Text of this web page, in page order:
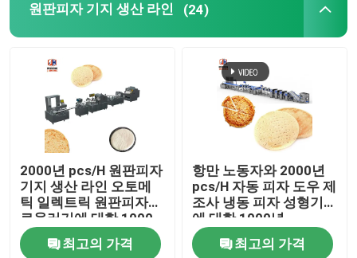
원판피자 기지 생산 라인 (24)
2000년 pcs/H 원판피자
기지 생산 라인 오토메
틱 일렉트릭 원판피자
로울러기에 대한 1000
년
최고의 가격
항만 노동자와 2000년
pcs/H 자동 피자 도우 제
조사 냉동 피자 성형기
에 대한 1000년
최고의 가격